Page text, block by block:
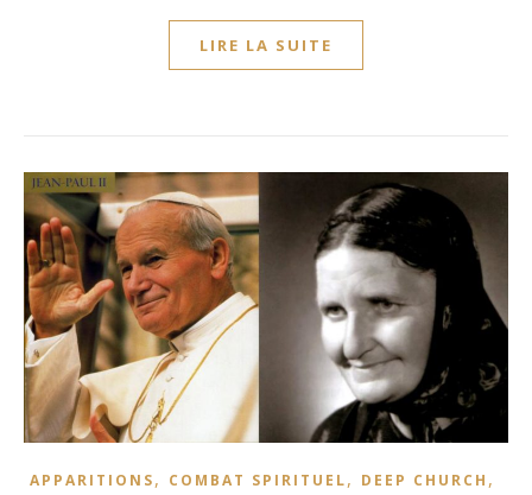
LIRE LA SUITE
APPARITIONS, COMBAT SPIRITUEL, DEEP CHURCH ,